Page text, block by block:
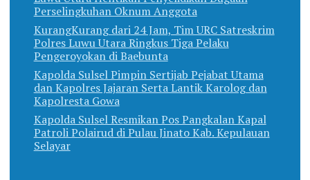
Perselingkuhan Oknum Anggota
KurangKurang dari 24 Jam, Tim URC Satreskrim
Polres Luwu Utara Ringkus Tiga Pelaku
Pengeroyokan di Baebunta
Kapolda Sulsel Pimpin Sertijab Pejabat Utama
dan Kapolres Jajaran Serta Lantik Karolog dan
Kapolresta Gowa
Kapolda Sulsel Resmikan Pos Pangkalan Kapal
Patroli Polairud di Pulau Jinato Kab. Kepulauan
Selayar